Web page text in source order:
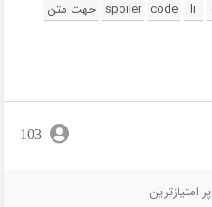
103
پر امتیازترین